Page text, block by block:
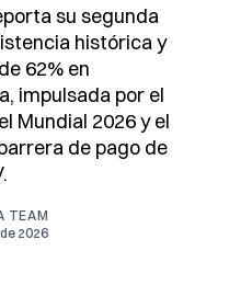
su segunda
histórica y
62% en
impulsada por el
Mundial 2026 y el
de pago de
TEAM
2026